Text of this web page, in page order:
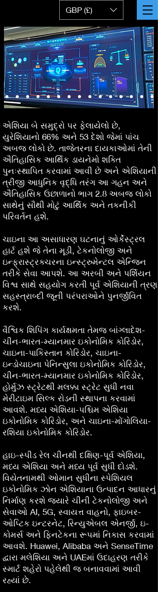
GBP (£)
એશિયા બે સમુદ્રો પર ફેલાયેલો છે,
યુરેશિયાનો 66% અને 53 દેશો જેમાં પાંચ
અબજ લોકો છે. તાજેતરના દાયકાઓમાં તેની
ઐતિહાસિક આર્થિક ડાયનેમો શક્તિ
પુનઃસ્થાપિત કરવામાં આવી છે અને એશિયાની
ત્રીજી આધુનિક વૃદ્ધિ તરંગ આ ગહન અને
ઐતિહાસિક ઉછાળાનો ભાગ 2.8 અબજ લોકો
સાથેનું સૌથી મોટું આર્થિક અને તકનીકી
પરિવર્તન હશે.
ચાઇના આ અસાધારણ ઘટનાનું ઓર્કેસ્ટ્રલ
હાર્ટ હશે જે તેના મૂડી, ટેકનોલોજી અને
ઇન્ફ્રાસ્ટ્રક્ચરના ઇન્સ્ટ્રુમેન્ટલ એન્જિન
તરીકે સેવા આપશે. આ અરબી અને પર્શિયન
વિશ્વ સાથે સહયોગ કરતી પૂર્વ એશિયાની ત્રણ
સહસ્ત્રાબ્દી જૂની પરંપરાઓને પુનર્જીવિત
કરશે.
વૈશ્વિક શિપિંગ કાર્યક્ષમતા તેમજ બાંગ્લાદેશ-
ચીન-ભારત-મ્યાનમાર ઇકોનોમિક કોરિડોર,
ચાઇના-પાકિસ્તાન કોરિડોર, ચાઇના-
ઇન્ડોચાઇના પેનિન્સુલા ઇકોનોમિક કોરિડોર,
ચીન-ભારત-મ્યાનમાર ઇકોનોમિક કોરિડોર,
હોર્મુઝ સ્ટ્રેટથી મલક્કા સ્ટ્રેટ સુધી નવા
મેરીટાઇમ સિલ્ક રોડની સ્થાપના કરવામાં
આવશે. મધ્ય એશિયા-પશ્ચિમ એશિયા
ઇકોનોમિક કોરિડોર, અને ચાઇના-મોંગોલિયા-
રશિયા ઇકોનોમિક કોરિડોર.
હાઇ-સ્પીડ રેલ ચીનથી દક્ષિણ-પૂર્વ એશિયા,
મધ્ય એશિયા અને મધ્ય પૂર્વ સુધી દોડશે.
વિયેતનામથી ઓમાન સુધીના સ્પેશિયલ
ઇકોનોમિક ઝોન એશિયાના ઉત્પાદન આધારનું
નિર્માણ કરશે જ્યારે ચીની ટેકનોલોજી અને
સેવાઓ AI, 5G, સ્વાયત્ત વાહનો, ફાઇબર-
ઓપ્ટિક ઇન્ટરનેટ, રિન્યુએબલ એનર્જી, ઇ-
કોમર્સ અને ફિનટેકના રૂપમાં નિકાસ કરવામાં
આવશે. Huawei, Alibaba અને SenseTime
દ્વારા મલેશિયા અને UAEમાં ઉદાહરણ તરીકે
સ્માર્ટ શહેરો પહેલેથી જ બનાવવામાં આવી
રહ્યાં છે.